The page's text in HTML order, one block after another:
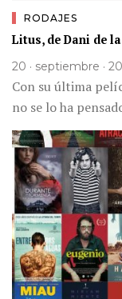
RODAJES
Litus, de Dani de
20 · septiembre ·
Con su última
no se lo ha